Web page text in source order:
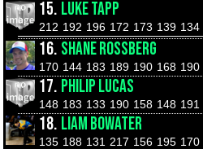
15. LUKE TAPP
212 192 196 172 173 139 134
16. SHANE ROSSBERG
170 144 183 189 190 168 190
17. PHILIP LUCAS
148 183 133 190 158 148 191
18. LIAM BOWATER
135 188 131 217 156 195 170